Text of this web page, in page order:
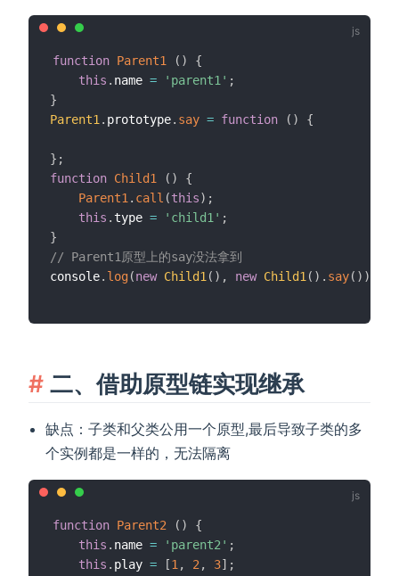
function Parent1 ( )
{
this . name = 'parent1' ;
}
Parent1 . prototype. say = function ( ) {
} ;
function Child1 ( )
{
Parent1 . call (this) ;
this . type = 'child1' ;
}
// Parent1原型上的say没法拿到
console. log(new Child1 ( ) , new Child1 ( ) . say( ) )
二、借助原型链实现继承
缺点：子类和父类公用一个原型,最后导致子类的多
个实例都是一样的，无法隔离
function Parent2 ( )
{
this . name = 'parent2' ;
this . play = [1, 2, 3] ;